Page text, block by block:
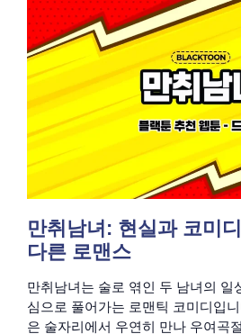
만취남녀: 현실과 코미
다른 로맨스
만취남녀는 술로 엮인 두 남녀의 일
심으로 풀어가는 로맨틱 코미디입
은 술자리에서 우연히 만나 우여곡절